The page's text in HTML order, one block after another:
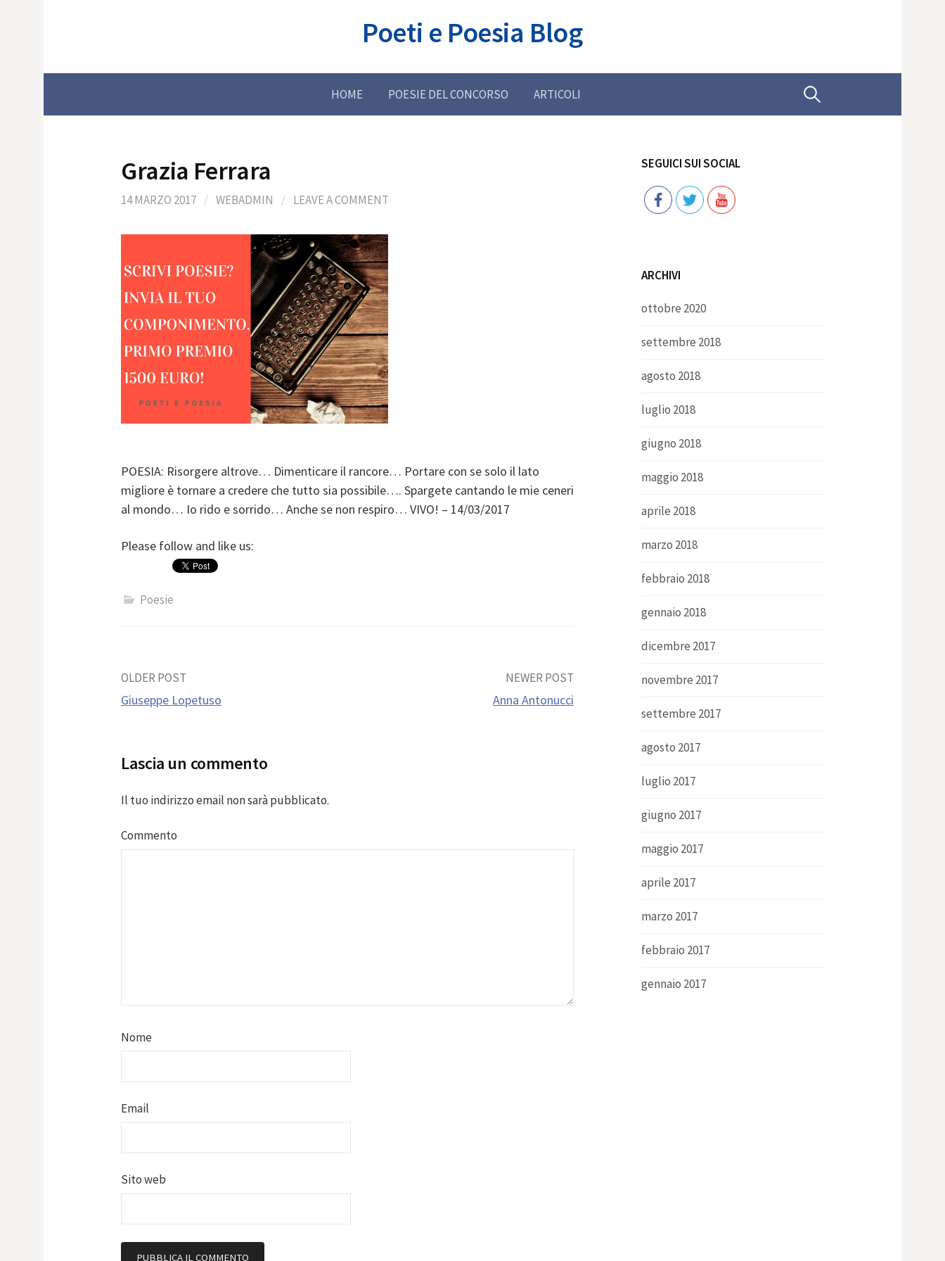
Poeti e Poesia Blog
HOME POESIE DEL CONCORSO ARTICOLI Ricerca
Grazia Ferrara
14 MARZO 2017 / WEBADMIN / LEAVE A COMMENT
POESIA: Risorgere altrove… Dimenticare il rancore… Portare con se solo il lato
migliore è tornare a credere che tutto sia possibile…. Spargete cantando le mie ceneri
al mondo… Io rido e sorrido… Anche se non respiro… VIVO! – 14/03/2017
Please follow and like us:
Poesie
Post
OLDER POST
Giuseppe Lopetuso
NEWER POST
Anna Antonucci
Lascia un commento
Il tuo indirizzo email non sarà pubblicato.
Commento
Nome
Email
Sito web
SEGUICI SUI SOCIAL
Follow
ARCHIVI
ottobre 2020
settembre 2018
agosto 2018
luglio 2018
giugno 2018
maggio 2018
aprile 2018
marzo 2018
febbraio 2018
gennaio 2018
dicembre 2017
novembre 2017
settembre 2017
agosto 2017
luglio 2017
giugno 2017
maggio 2017
aprile 2017
marzo 2017
febbraio 2017
gennaio 2017